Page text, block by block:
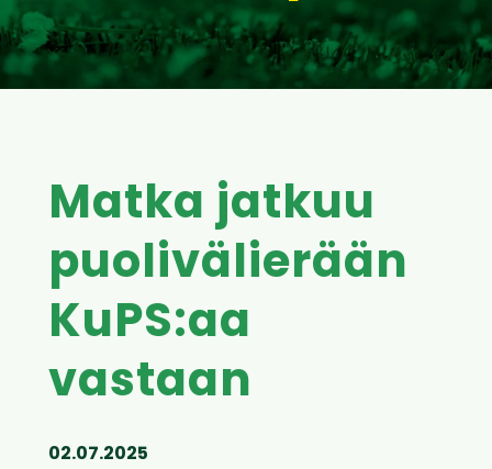
Matka jatkuu
puolivälierään
KuPS:aa
vastaan
02.07.2025